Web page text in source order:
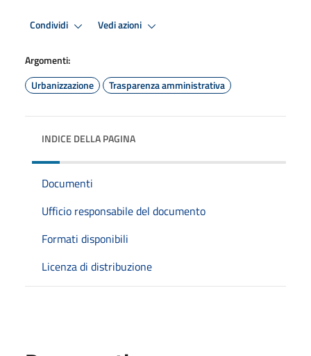
Condividi Vedi azioni
Argomenti:
Urbanizzazione
Trasparenza amministrativa
INDICE DELLA PAGINA
Documenti
Ufficio responsabile del documento
Formati disponibili
Licenza di distribuzione